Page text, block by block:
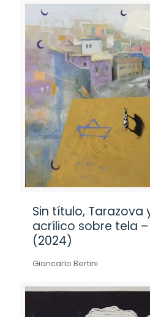
Sin título, Tarazova
acrílico sobre tela –
(2024)
Giancarlo Bertini